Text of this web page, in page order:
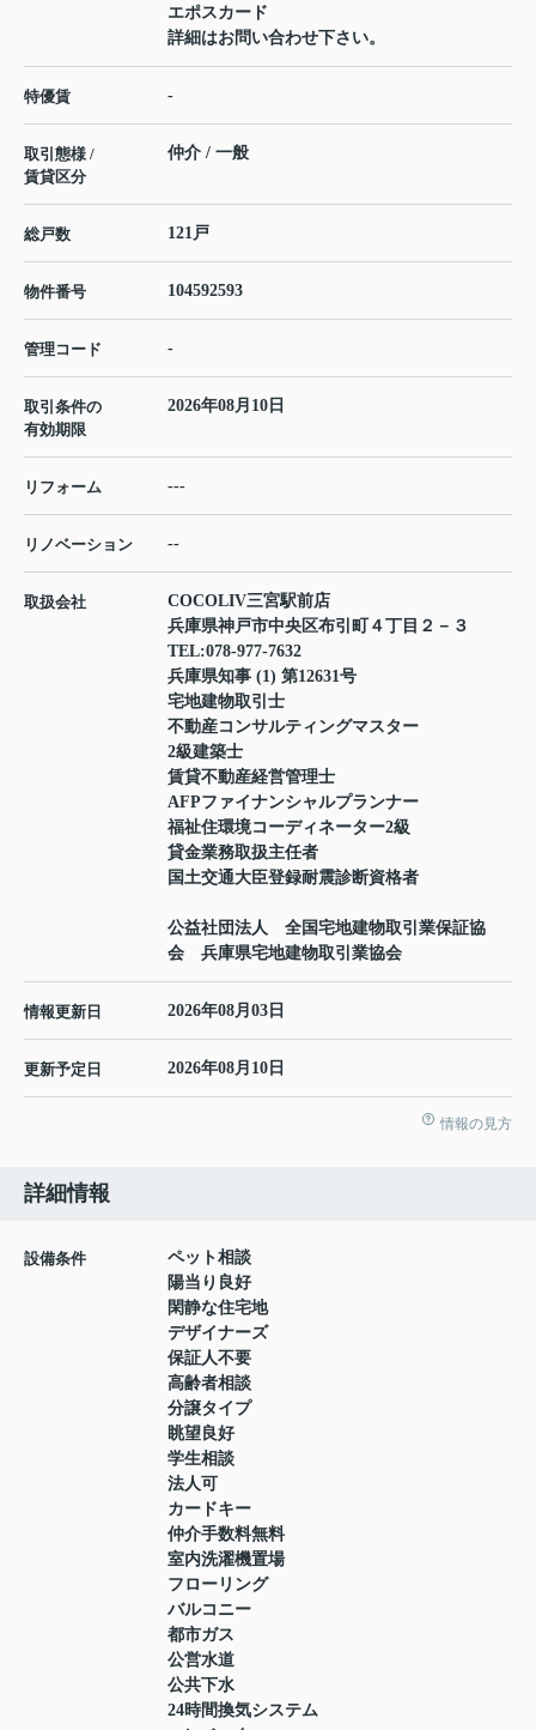
エポスカード
詳細はお問い合わせ下さい。
特優賃 -
取引態様 /
賃貸区分
仲介 / 一般
総戸数 121戸
物件番号 104592593
管理コード -
取引条件の
有効期限
2026年08月10日
リフォーム ---
リノベーション --
取扱会社
COCOLIV三宮駅前店
兵庫県神戸市中央区布引町４丁目２－３
TEL:078-977-7632
兵庫県知事 (1) 第12631号
宅地建物取引士
不動産コンサルティングマスター
2級建築士
賃貸不動産経営管理士
AFPファイナンシャルプランナー
福祉住環境コーディネーター2級
貸金業務取扱主任者
国土交通大臣登録耐震診断資格者
公益社団法人 全国宅地建物取引業保証協
会 兵庫県宅地建物取引業協会
情報更新日 2026年08月03日
更新予定日 2026年08月10日
情報の見方
詳細情報
設備条件
ペット相談
陽当り良好
閑静な住宅地
デザイナーズ
保証人不要
高齢者相談
分譲タイプ
眺望良好
学生相談
法人可
カードキー
仲介手数料無料
室内洗濯機置場
フローリング
バルコニー
都市ガス
公営水道
公共下水
24時間換気システム